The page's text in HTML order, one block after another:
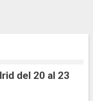
del 20 al 23